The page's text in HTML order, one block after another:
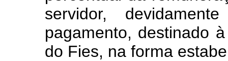
servidor,
pagamento, destinado
do Fies, na forma